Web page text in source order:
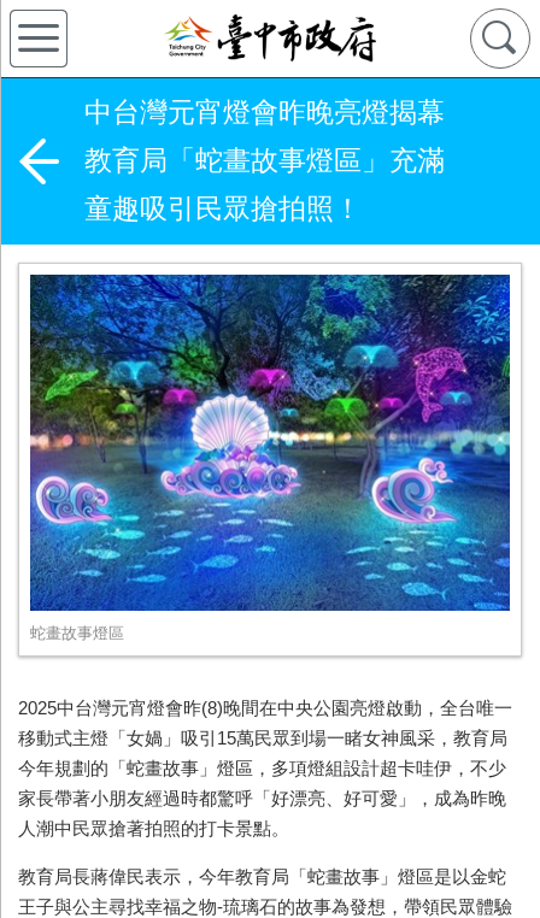
中台灣元宵燈會昨晚亮燈揭幕
教育局「蛇畫故事燈區」充滿
童趣吸引民眾搶拍照！
蛇畫故事燈區
2025中台灣元宵燈會昨(8)晚間在中央公園亮燈啟動，全台唯一
移動式主燈「女媧」吸引 15萬民眾到場一睹女神風采，教育局
今年規劃的「蛇畫故事」燈區，多項燈組設計超卡哇伊，不少
家長帶著小朋友經過時都驚呼「好漂亮、好可愛」，成為昨晚
人潮中民眾搶著拍照的打卡景點。
教育局長蔣偉民表示，今年教育局「蛇畫故事」燈區是以金蛇
王子與公主尋找幸福之物-琉璃石的故事為發想，帶領民眾體驗